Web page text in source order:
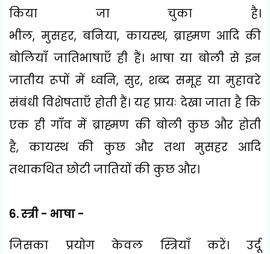
किया जा चुका है।
भील,मुसहर,बनिया, कायस्थ, ब्राह्मण आदि की
बोलियाँ जातिभाषाएँ ही हैं। भाषा या बोली से इन
जातीय रूपों में ध्वनि, सुर, शब्द समूह या मुहावरे
संबंधी विशेषताएँ होती हैं। यह प्रायः देखा जाता है कि
एक ही गाँव में ब्राह्मण की बोली कुछ और होती
है, कायस्थ की कुछ और तथा मुसहर आदि
तथाकथित छोटी जातियों की कुछ और।
6.स्त्री - भाषा -
जिसका प्रयोग केवल स्त्रियाँ करें। उर्दू